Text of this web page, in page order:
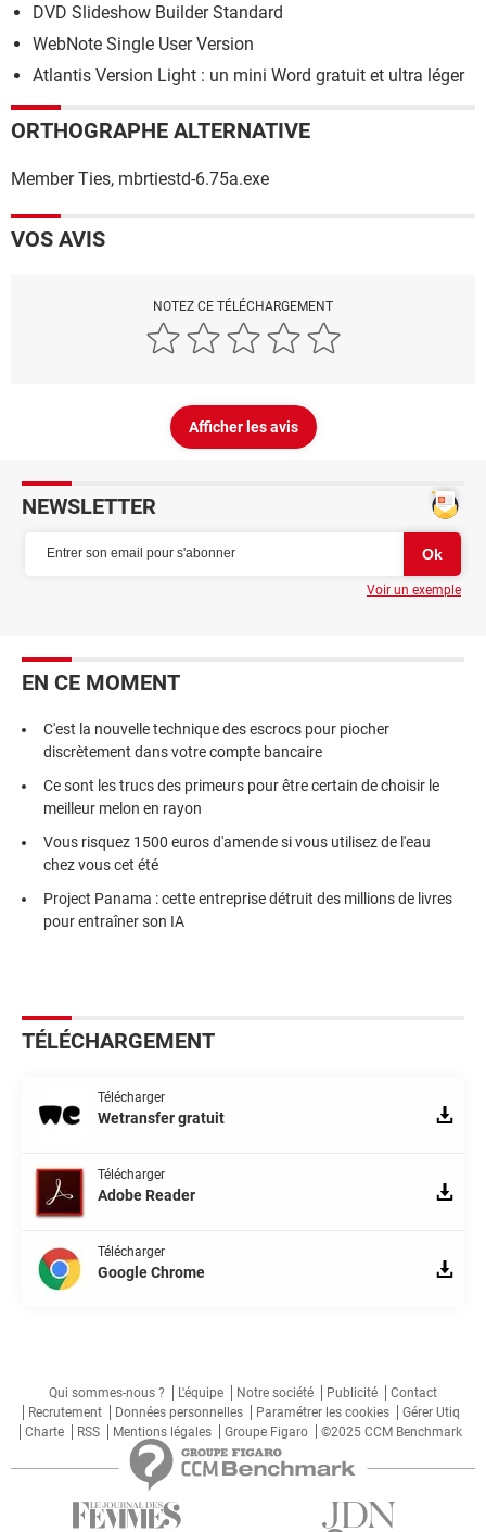
DVD Slideshow Builder Standard
WebNote Single User Version
Atlantis Version Light : un mini Word gratuit et ultra léger
ORTHOGRAPHE ALTERNATIVE
Member Ties, mbrtiestd-6.75a.exe
VOS AVIS
NOTEZ CE TÉLÉCHARGEMENT
Afficher les avis
NEWSLETTER
Voir un exemple
EN CE MOMENT
C'est la nouvelle technique des escrocs pour piocher
discrètement dans votre compte bancaire
Ce sont les trucs des primeurs pour être certain de choisir le
meilleur melon en rayon
Vous risquez 1500 euros d'amende si vous utilisez de l'eau
chez vous cet été
Project Panama : cette entreprise détruit des millions de livres
pour entraîner son IA
TÉLÉCHARGEMENT
Télécharger
Wetransfer gratuit
Télécharger
Adobe Reader
Télécharger
Google Chrome
Qui sommes-nous ? L'équipe Notre société Publicité
Contact
Recrutement
Données personnelles Paramétrer les cookies
Gérer Utiq
Charte
RSS Mentions légales Groupe Figaro ©2025 CCM Benchmark